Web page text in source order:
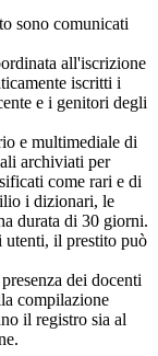
sono comunicati
all'iscrizione
iscritti i
e i genitori degli
e multimediale di
archiviati per
come rari e di
i dizionari, le
durata di 30 giorni.
utenti, il prestito può
dei docenti
compilazione
il registro sia al